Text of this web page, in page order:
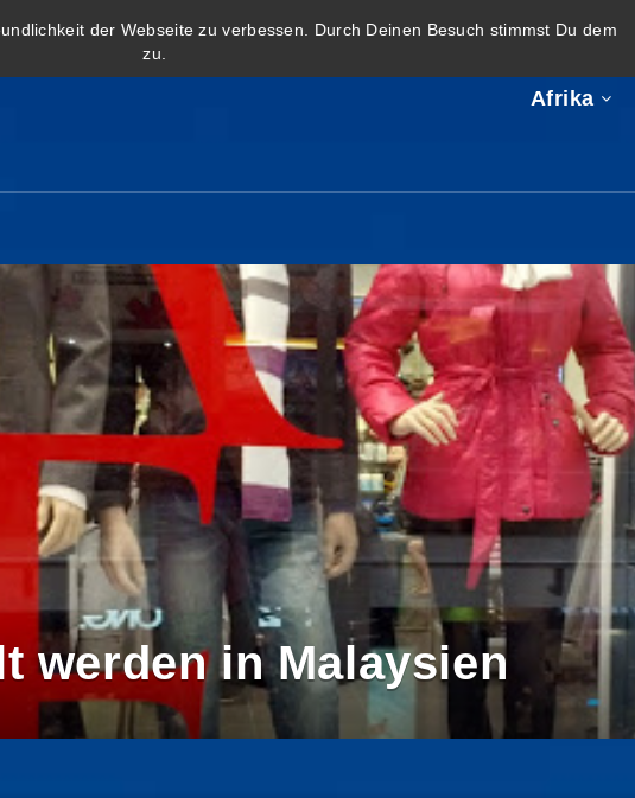
der Webseite zu verbessen. Durch Deinen Besuch stimmst Du dem
zu.
Afrika
werden in Malaysien